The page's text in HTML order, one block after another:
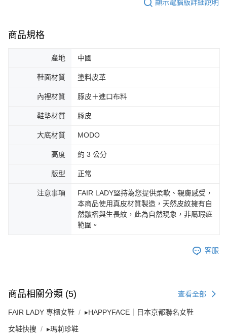
顯示電腦版詳細說明
商品規格
產地 中國
鞋面材質 塗料皮革
內裡材質 豚皮＋進口布料
鞋墊材質 豚皮
大底材質 MODO
高度 約 3 公分
版型 正常
注意事項
FAIR LADY堅持為您提供柔軟、親膚感受，
本商品使用真皮材質製造，天然皮紋擁有自
然皺褶與生長紋，此為自然現象，非屬瑕疵
範圍。
客服
商品相關分類 (5) 查看全部
FAIR LADY 專櫃女鞋 ▸HAPPYFACE｜日本京都聯名女鞋
女鞋快搜 ▸瑪莉珍鞋